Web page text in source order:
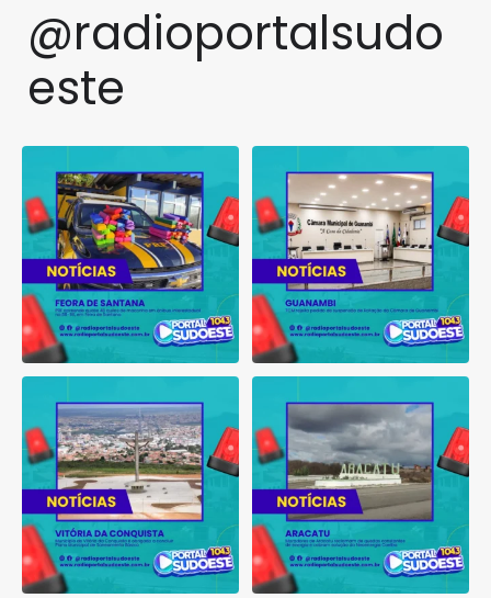
@radioportalsudo
este
de maconha em ônibus
1 0
suspensão de licitação da
1 0
Conquista é obrigado a
1 0
reclamam de quedas
constantes...
1